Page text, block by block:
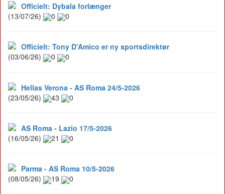
Officielt: Dybala forlænger
(13/07/26)
0 0
Officielt: Tony D'Amico er ny sportsdirektør
(03/06/26)
0 0
Hellas Verona - AS Roma 24/5-2026
(23/05/26)
43 0
AS Roma - Lazio 17/5-2026
(16/05/26)
21 0
Parma - AS Roma 10/5-2026
(08/05/26)
19 0